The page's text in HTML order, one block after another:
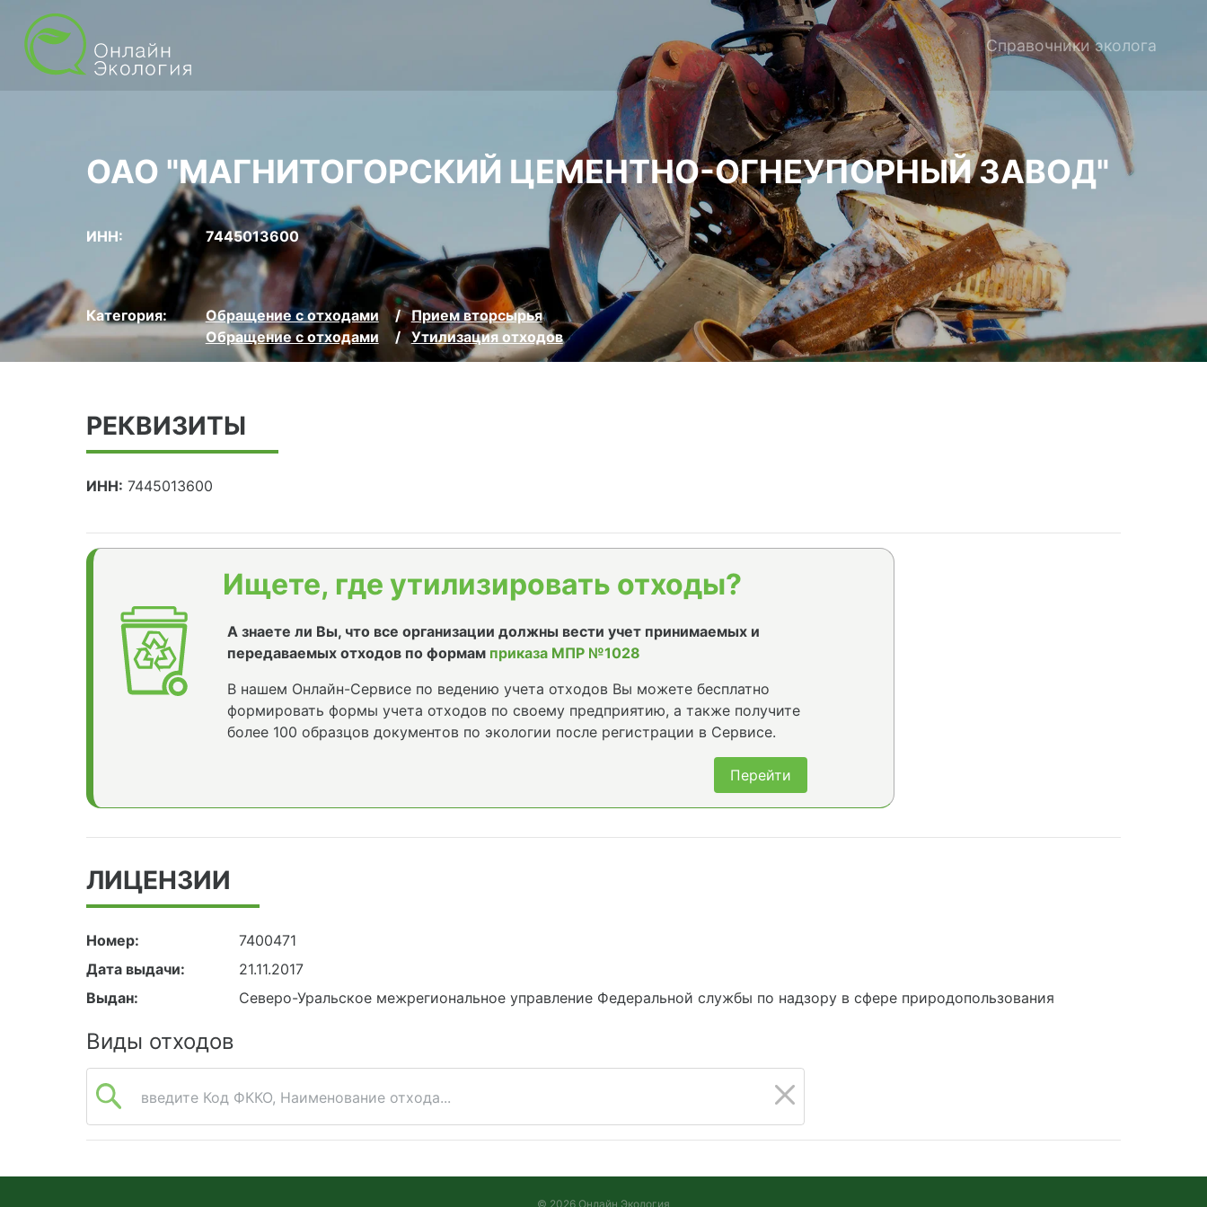
Справочники эколога
ОАО "МАГНИТОГОРСКИЙ ЦЕМЕНТНО-ОГНЕУПОРНЫЙ ЗАВОД"
ИНН: 7445013600
Категория: Обращение с отходами
Прием вторсырья
Обращение с отходами
Утилизация отходов
РЕКВИЗИТЫ
ИНН: 7445013600
Ищете, где утилизировать отходы?
А знаете ли Вы, что все организации должны вести учет принимаемых и
передаваемых отходов по формам приказа МПР №1028
В нашем Онлайн-Сервисе по ведению учета отходов Вы можете бесплатно
формировать формы учета отходов по своему предприятию, а также получите
более 100 образцов документов по экологии после регистрации в Сервисе.
Перейти
ЛИЦЕНЗИИ
Номер:
7400471
Дата выдачи:
21.11.2017
Выдан:
Северо-Уральское межрегиональное управление Федеральной службы по надзору в сфере природопользования
Виды отходов
введите Код ФККО, Наименование отхода...
© 2026 Онлайн Экология